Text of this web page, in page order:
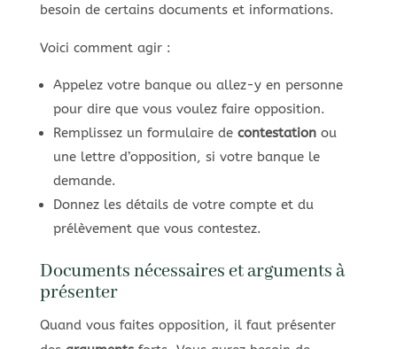
besoin de certains documents et informations.
Voici comment agir :
Appelez votre banque ou allez-y en personne
pour dire que vous voulez faire opposition.
Remplissez un formulaire de contestationou
une lettre d’opposition, si votre banque le
demande.
Donnez les détails de votre compte et du
prélèvement que vous contestez.
Documents nécessaires et arguments à
présenter
Quand vous faites opposition, il faut présenter